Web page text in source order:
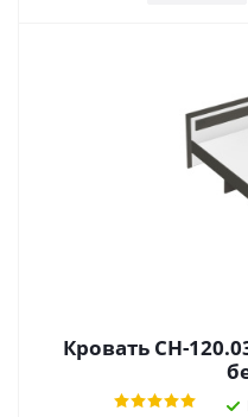
Кровать СН-